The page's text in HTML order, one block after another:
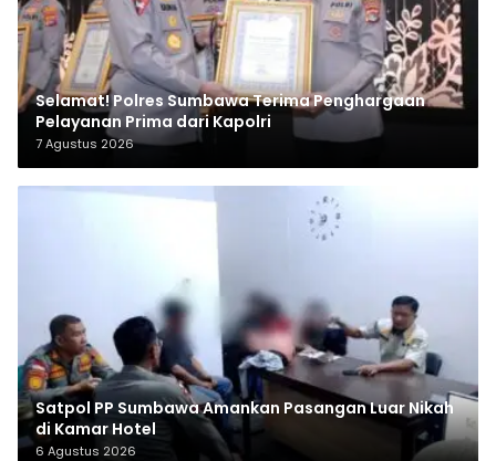
Selamat! Polres Sumbawa Terima Penghargaan
Pelayanan Prima dari Kapolri
7 Agustus 2026
Satpol PP Sumbawa Amankan Pasangan Luar Nikah
di Kamar Hotel
6 Agustus 2026